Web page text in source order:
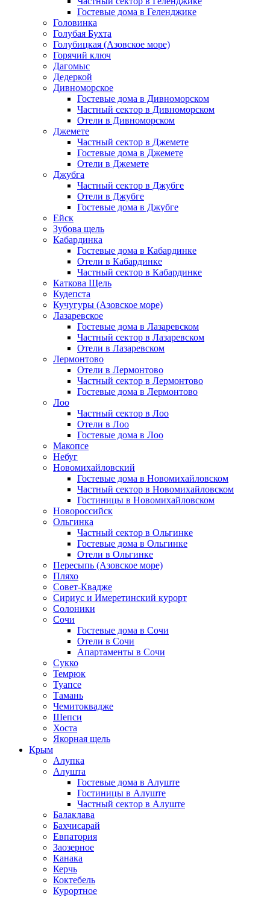
Гостевые дома в Геленджике
Головинка
Голубая Бухта
Голубицкая (Азовское море)
Горячий ключ
Дагомыс
Дедеркой
Дивноморское
Гостевые дома в Дивноморском
Частный сектор в Дивноморском
Отели в Дивноморском
Джемете
Частный сектор в Джемете
Гостевые дома в Джемете
Отели в Джемете
Джубга
Частный сектор в Джубге
Отели в Джубге
Гостевые дома в Джубге
Ейск
Зубова щель
Кабардинка
Гостевые дома в Кабардинке
Отели в Кабардинке
Частный сектор в Кабардинке
Каткова Щель
Кудепста
Кучугуры (Азовское море)
Лазаревское
Гостевые дома в Лазаревском
Частный сектор в Лазаревском
Отели в Лазаревском
Лермонтово
Отели в Лермонтово
Частный сектор в Лермонтово
Гостевые дома в Лермонтово
Лоо
Частный сектор в Лоо
Отели в Лоо
Гостевые дома в Лоо
Макопсе
Небуг
Новомихайловский
Гостевые дома в Новомихайловском
Частный сектор в Новомихайловском
Гостиницы в Новомихайловском
Новороссийск
Ольгинка
Частный сектор в Ольгинке
Гостевые дома в Ольгинке
Отели в Ольгинке
Пересыпь (Азовское море)
Пляхо
Совет-Квадже
Сириус и Имеретинский курорт
Солоники
Сочи
Гостевые дома в Сочи
Отели в Сочи
Апартаменты в Сочи
Сукко
Темрюк
Туапсе
Тамань
Чемитоквадже
Шепси
Хоста
Якорная щель
Крым
Алупка
Алушта
Гостевые дома в Алуште
Гостиницы в Алуште
Частный сектор в Алуште
Балаклава
Бахчисарай
Евпатория
Заозерное
Канака
Керчь
Коктебель
Курортное